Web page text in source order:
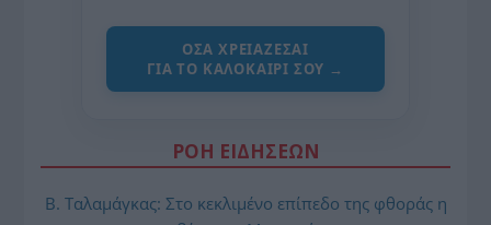
ΌΣΑ ΧΡΕΙΆΖΕΣΑΙ
ΓΙΑ ΤΟ ΚΑΛΟΚΑΊΡΙ ΣΟΥ →
ΡΟΗ ΕΙΔΗΣΕΩΝ
Β. Ταλαμάγκας: Στο κεκλιμένο επίπεδο της φθοράς η